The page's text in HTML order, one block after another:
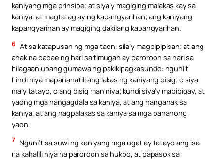
kaniyang mga prinsipe; at siya’y magiging malakas kay sa
kaniya, at magtataglay ng kapangyarihan; ang kaniyang
kapangyarihan ay magiging dakilang kapangyarihan.
6 At sa katapusan ng mga taon, sila’y magpipipisan; at ang
anak na babae ng hari sa timugan ay paroroon sa hari sa
hilagaan upang gumawa ng pakikipagkasundo: nguni’t
hindi niya mapananatili ang lakas ng kaniyang bisig; o siya
ma’y tatayo, o ang bisig man niya; kundi siya’y mabibigay, at
yaong mga nangagdala sa kaniya, at ang nanganak sa
kaniya, at ang nagpalakas sa kaniya sa mga panahong
yaon.
7 Nguni’t sa suwi ng kaniyang mga ugat ay tatayo ang isa
na kahalili niya na paroroon sa hukbo, at papasok sa